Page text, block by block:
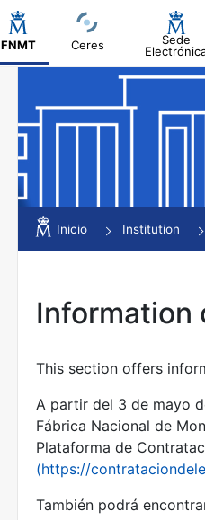
FNMT Ceres
Sede
Show/Hide
Show/Hide
Show/Hide
Show/Hide
Inicio Institution
Information
This section offers
A partir del 3 de mayo
Fábrica Nacional de
Plataforma de
(https://
También podrá